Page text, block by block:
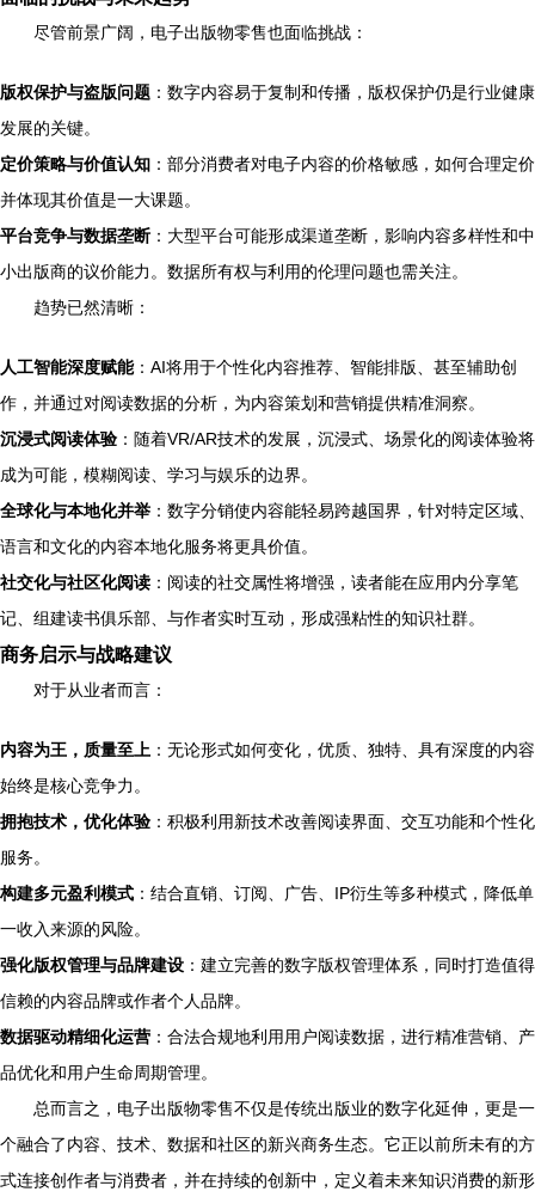
尽管前景广阔，电子出版物零售也面临挑战：
版权保护与盗版问题 ：数字内容易于复制和传播，版权保护仍是行业健康
发展的关键。
定价策略与价值认知 ：部分消费者对电子内容的价格敏感，如何合理定价
并体现其价值是一大课题。
平台竞争与数据垄断 ：大型平台可能形成渠道垄断，影响内容多样性和中
小出版商的议价能力。数据所有权与利用的伦理问题也需关注。
趋势已然清晰：
人工智能深度赋能：AI将用于个性化内容推荐、智能排版、甚至辅助创
作，并通过对阅读数据的分析，为内容策划和营销提供精准洞察。
沉浸式阅读体验 ：随着VR/AR技术的发展，沉浸式、场景化的阅读体验将
成为可能，模糊阅读、学习与娱乐的边界。
全球化与本地化并举 ：数字分销使内容能轻易跨越国界，针对特定区域、
语言和文化的内容本地化服务将更具价值。
社交化与社区化阅读 ：阅读的社交属性将增强，读者能在应用内分享笔
记、组建读书俱乐部、与作者实时互动，形成强粘性的知识社群。
商务启示与战略建议
对于从业者而言：
内容为王，质量至上 ：无论形式如何变化，优质、独特、具有深度的内容
始终是核心竞争力。
拥抱技术，优化体验 ：积极利用新技术改善阅读界面、交互功能和个性化
服务。
构建多元盈利模式 ：结合直销、订阅、广告、IP衍生等多种模式，降低单
一收入来源的风险。
强化版权管理与品牌建设 ：建立完善的数字版权管理体系，同时打造值得
信赖的内容品牌或作者个人品牌。
数据驱动精细化运营 ：合法合规地利用用户阅读数据，进行精准营销、产
品优化和用户生命周期管理。
总而言之，电子出版物零售不仅是传统出版业的数字化延伸，更是一
个融合了内容、技术、数据和社区的新兴商务生态。它正以前所未有的方
式连接创作者与消费者，并在持续的创新中，定义着未来知识消费的新形